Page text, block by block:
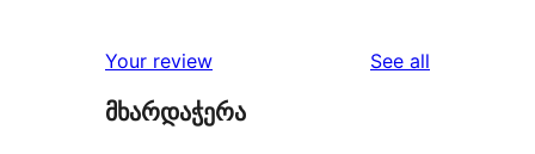
Your review See all
მხარდაჭერა